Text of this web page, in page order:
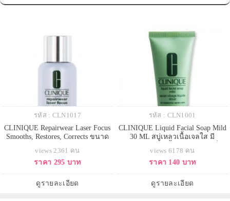
รหัส : CLN1017
CLINIQUE Repairwear Laser Focus
Smooths, Restores, Corrects ขนาด
views 2361 คน
ราคา 295 บาท
ดูรายละเอียด
รหัส : CLN1001
CLINIQUE Liquid Facial Soap Mild
30 ML สบู่เหลวเนื้อเจลใส มี
สกปรก และเหงื่ออย่างหมดจด โดย
ไม่ทำให้ผิวแห้งตึง เหลือไว้เพียง
และเตรียมความพร้อมให้ผิวเพื่อรับ
clarifying lotion หรือ cl
views 6178 คน
ราคา 140 บาท
ดูรายละเอียด